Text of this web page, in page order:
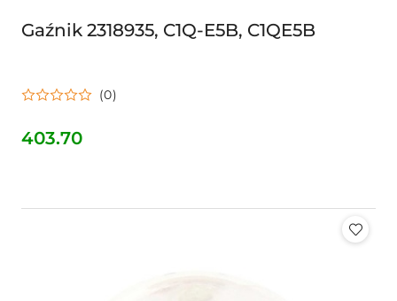
Gaźnik 2318935, C1Q-E5B, C1QE5B
(0)
Cena:
403.70